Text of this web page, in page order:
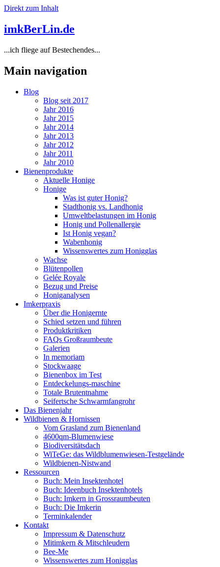
Direkt zum Inhalt
imkBerLin.de
...ich fliege auf Bestechendes...
Main navigation
Blog
Blog seit 2017
Jahr 2016
Jahr 2015
Jahr 2014
Jahr 2013
Jahr 2012
Jahr 2011
Jahr 2010
Bienenprodukte
Aktuelle Honige
Honige
Was ist guter Honig?
Stadthonig vs. Landhonig
Umweltbelastungen im Honig
Honig und Pollenallergie
Ist Honig vegan?
Wabenhonig
Wissenswertes zum Honigglas
Wachse
Blütenpollen
Gelée Royale
Bezug und Preise
Honiganalysen
Imkerpraxis
Über die Honigernte
Schied setzen und führen
Produktkritiken
FAQs Großraumbeute
Galerien
In memoriam
Stockwaage
Bienenbox im Test
Entdeckelungs-maschine
Totale Brutentnahme
Seifertsche Schwarmfangrohr
Das Bienenjahr
Wildbienen & Hornissen
Vom Grasland zum Bienenland
4600qm-Blumenwiese
Biodiversitätsdach
WiTeGe: das Wildblumenwiesen-Testgelände
Wildbienen-Nistwand
Ressourcen
Buch: Mein Insektenhotel
Buch: Ideenbuch Insektenhotels
Buch: Imkern in Grossraumbeuten
Buch: Die Imkerin
Terminkalender
Kontakt
Impressum & Datenschutz
Mitimkern & Mitschleudern
Bee-Me
Wissenswertes zum Honigglas